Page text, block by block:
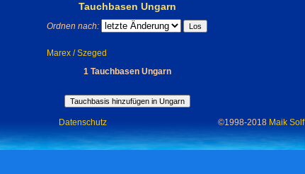
Tauchbasen Ungarn
Ordnen nach:
Marex / Szeged
1 Tauchbasen Ungarn
Datenschutz ©1998-2018 Maik Solf